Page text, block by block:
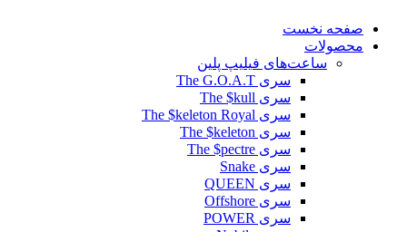
صفحه نخست
محصولات
ساعت‌های فیلیپ پلین
سری The G.O.A.T
سری The $kull
سری The $keleton Royal
سری The $keleton
سری The $pectre
سری Snake
سری QUEEN
سری Offshore
سری POWER